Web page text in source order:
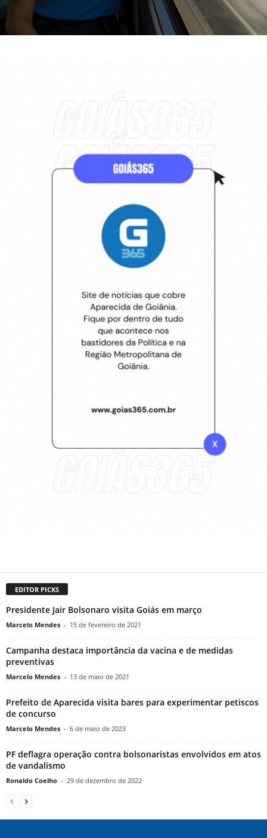
EDITOR PICKS
Presidente Jair Bolsonaro visita Goiás em março
Marcelo Mendes - 15 de fevereiro de 2021
Campanha destaca importância da vacina e de medidas
preventivas
Marcelo Mendes - 13 de maio de 2021
Prefeito de Aparecida visita bares para experimentar petiscos
de concurso
Marcelo Mendes - 6 de maio de 2023
PF deflagra operação contra bolsonaristas envolvidos em atos
de vandalismo
Ronaldo Coelho - 29 de dezembro de 2022